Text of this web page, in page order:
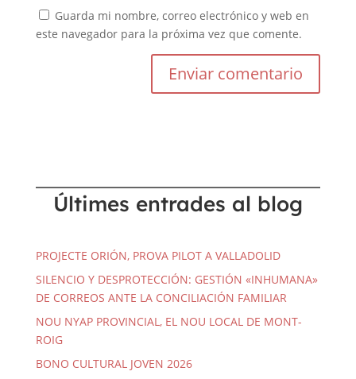
Guarda mi nombre, correo electrónico y web en
este navegador para la próxima vez que comente.
Últimes entrades al blog
PROJECTE ORIÓN, PROVA PILOT A VALLADOLID
SILENCIO Y DESPROTECCIÓN: GESTIÓN «INHUMANA»
DE CORREOS ANTE LA CONCILIACIÓN FAMILIAR
NOU NYAP PROVINCIAL, EL NOU LOCAL DE MONT-
ROIG
BONO CULTURAL JOVEN 2026